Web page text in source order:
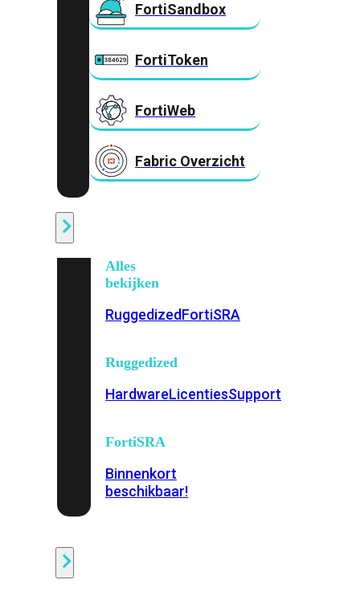
FortiSandbox
FortiToken
FortiWeb
Fabric Overzicht
Alles
bekijken
RuggedizedFortiSRA
Ruggedized
HardwareLicentiesSupport
FortiSRA
Binnenkort
beschikbaar!